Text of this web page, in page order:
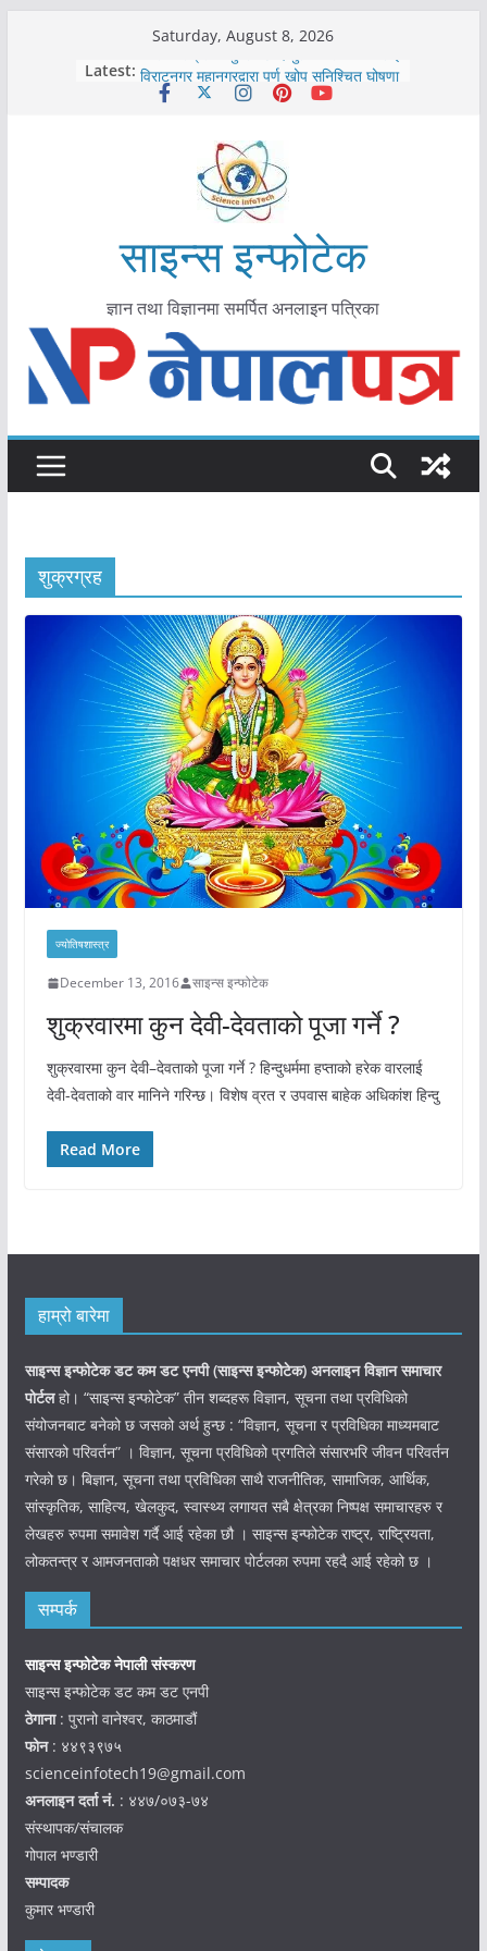
Saturday, August 8, 2026
Latest:
कोरोना संक्रमण पुष्टिपछि दार्चुलाका सीमामा कडाइ
विराटनगर महानगरद्वारा पूर्ण खोप सुनिश्चित घोषणा
तयारी
आयुर्वेद चिकित्सा प्रणालीको भूमिका महत्वपूर्ण छ :
मुख्यमन्त्री शाह
काभ्रेपलाञ्चोकमा आयुर्वेद स्वास्थ्योपचारतर्फ
साइन्स इन्फोटेक
ज्ञान तथा विज्ञानमा समर्पित अनलाइन पत्रिका
शुक्रग्रह
ज्योतिषशास्त्र
December 13, 2016 साइन्स इन्फोटेक
शुक्रवारमा कुन देवी-देवताको पूजा गर्ने ?
शुक्रवारमा कुन देवी–देवताको पूजा गर्ने ? हिन्दुधर्ममा हप्ताको हरेक वारलाई
देवी-देवताको वार मानिने गरिन्छ। विशेष व्रत र उपवास बाहेक अधिकांश हिन्दु
Read More
हाम्रो बारेमा
साइन्स इन्फोटेक डट कम डट एनपी (साइन्सइन्फोटेक) अनलाइन विज्ञान समाचार
पोर्टलहो। “साइन्स इन्फोटेक” तीन शब्दहरू विज्ञान, सूचना तथा प्रविधिको
संयोजनबाट बनेको छ जसको अर्थ हुन्छ : “विज्ञान, सूचना र प्रविधिका माध्यमबाट
संसारको परिवर्तन” । विज्ञान, सूचना प्रविधिको प्रगतिले संसारभरि जीवन परिवर्तन
गरेको छ। बिज्ञान, सूचना तथा प्रविधिका साथै राजनीतिक, सामाजिक, आर्थिक,
सांस्कृतिक, साहित्य, खेलकुद, स्वास्थ्य लगायत सबै क्षेत्रका निष्पक्ष समाचारहरु र
लेखहरु रुपमा समावेश गर्दै आई रहेका छौ । साइन्स इन्फोटेक राष्ट्र, राष्ट्रियता,
लोकतन्त्र र आमजनताको पक्षधर समाचार पोर्टलका रुपमा रहदै आई रहेको छ ।
सम्पर्क
साइन्स इन्फोटेक नेपाली संस्करण
साइन्स इन्फोटेक डट कम डट एनपी
ठेगाना: पुरानो वानेश्वर, काठमाडौं
फोन: ४४९३९७५
scienceinfotech19@gmail.com
अनलाइन दर्ता नं. : ४४७/०७३-७४
संस्थापक/संचालक
गोपाल भण्डारी
सम्पादक
कुमार भण्डारी